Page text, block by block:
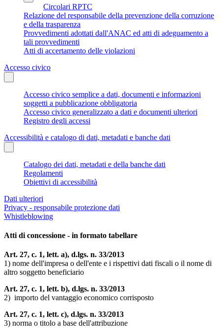
Circolari RPTC
Relazione del responsabile della prevenzione della corruzione
e della trasparenza
Provvedimenti adottati dall'ANAC ed atti di adeguamento a
tali provvedimenti
Atti di accertamento delle violazioni
Accesso civico
Accesso civico semplice a dati, documenti e informazioni
soggetti a pubblicazione obbligatoria
Accesso civico generalizzato a dati e documenti ulteriori
Registro degli accessi
Accessibilità e catalogo di dati, metadati e banche dati
Catalogo dei dati, metadati e della banche dati
Regolamenti
Obiettivi di accessibilità
Dati ulteriori
Privacy - responsabile protezione dati
Whistleblowing
Atti di concessione - in formato tabellare
Art. 27, c. 1, lett. a), d.lgs. n. 33/2013
1) nome dell'impresa o dell'ente e i rispettivi dati fiscali o il nome di
altro soggetto beneficiario
Art. 27, c. 1, lett. b), d.lgs. n. 33/2013
2) importo del vantaggio economico corrisposto
Art. 27, c. 1, lett. c), d.lgs. n. 33/2013
3) norma o titolo a base dell'attribuzione